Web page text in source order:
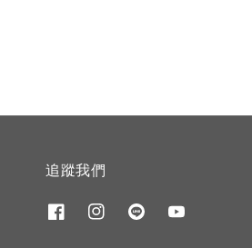
追蹤我們